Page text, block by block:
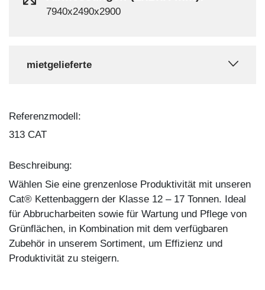
7940x2490x2900
mietgelieferte
Referenzmodell:
313 CAT
Beschreibung:
Wählen Sie eine grenzenlose Produktivität mit unseren
Cat® Kettenbaggern der Klasse 12 – 17 Tonnen. Ideal
für Abbrucharbeiten sowie für Wartung und Pflege von
Grünflächen, in Kombination mit dem verfügbaren
Zubehör in unserem Sortiment, um Effizienz und
Produktivität zu steigern.